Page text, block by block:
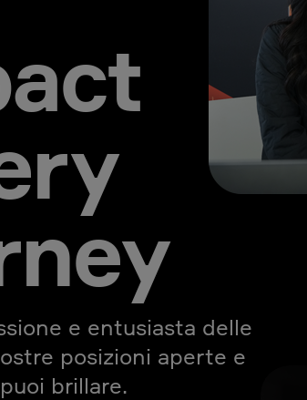
e entusiasta delle
posizioni aperte e
brillare.